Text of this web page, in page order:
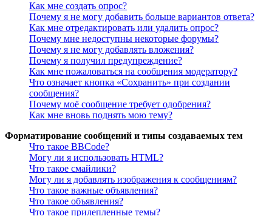
Как мне создать опрос?
Почему я не могу добавить больше вариантов ответа?
Как мне отредактировать или удалить опрос?
Почему мне недоступны некоторые форумы?
Почему я не могу добавлять вложения?
Почему я получил предупреждение?
Как мне пожаловаться на сообщения модератору?
Что означает кнопка «Сохранить» при создании
сообщения?
Почему моё сообщение требует одобрения?
Как мне вновь поднять мою тему?
Форматирование сообщений и типы создаваемых тем
Что такое BBCode?
Могу ли я использовать HTML?
Что такое смайлики?
Могу ли я добавлять изображения к сообщениям?
Что такое важные объявления?
Что такое объявления?
Что такое прилепленные темы?